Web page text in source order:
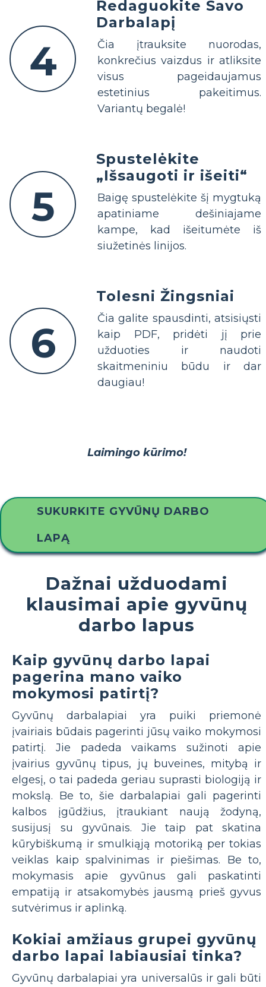
4
Redaguokite Savo
Darbalapį
Čia įtrauksite nuorodas,
konkrečius vaizdus ir atliksite
visus pageidaujamus
estetinius pakeitimus.
Variantų begalė!
5
Spustelėkite
„Išsaugoti ir išeiti“
Baigę spustelėkite šį mygtuką
apatiniame dešiniajame
kampe, kad išeitumėte iš
siužetinės linijos.
6
Tolesni Žingsniai
Čia galite spausdinti, atsisiųsti
kaip PDF, pridėti jį prie
užduoties ir naudoti
skaitmeniniu būdu ir dar
daugiau!
Laimingo kūrimo!
SUKURKITE GYVŪNŲ DARBO
LAPĄ
Dažnai užduodami
klausimai apie gyvūnų
darbo lapus
Kaip gyvūnų darbo lapai
pagerina mano vaiko
mokymosi patirtį?
Gyvūnų darbalapiai yra puiki priemonė
įvairiais būdais pagerinti jūsų vaiko mokymosi
patirtį. Jie padeda vaikams sužinoti apie
įvairius gyvūnų tipus, jų buveines, mitybą ir
elgesį, o tai padeda geriau suprasti biologiją ir
mokslą. Be to, šie darbalapiai gali pagerinti
kalbos įgūdžius, įtraukiant naują žodyną,
susijusį su gyvūnais. Jie taip pat skatina
kūrybiškumą ir smulkiąją motoriką per tokias
veiklas kaip spalvinimas ir piešimas. Be to,
mokymasis apie gyvūnus gali paskatinti
empatiją ir atsakomybės jausmą prieš gyvus
sutvėrimus ir aplinką.
Kokiai amžiaus grupei gyvūnų
darbo lapai labiausiai tinka?
Gyvūnų darbalapiai yra universalūs ir gali būti